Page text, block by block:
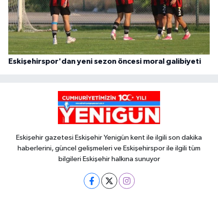
Eskişehirspor'dan yeni sezon öncesi moral galibiyeti
Eskişehir gazetesi Eskişehir Yenigün kent ile ilgili son dakika
haberlerini, güncel gelişmeleri ve Eskişehirspor ile ilgili tüm
bilgileri Eskişehir halkına sunuyor